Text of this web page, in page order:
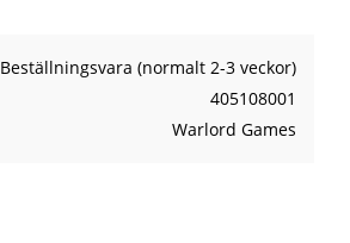
Beställningsvara (normalt 2-3 veckor)
405108001
Warlord Games